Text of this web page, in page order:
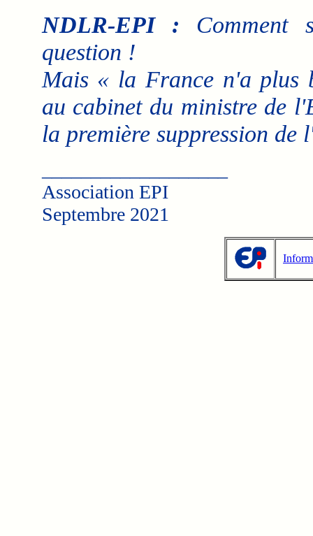
NDLR-EPI : Comment
question !
Mais « la France n'a plus
au cabinet du ministre de
la première suppression de
Association EPI
Septembre 2021